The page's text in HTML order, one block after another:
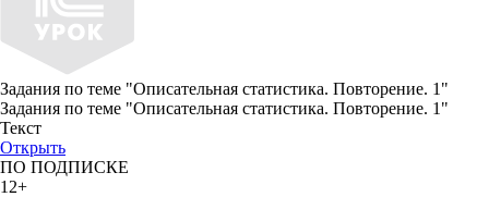
Задания по теме "Описательная статистика. Повторение. 1"
Задания по теме "Описательная статистика. Повторение. 1"
Текст
Открыть
ПО ПОДПИСКЕ
12+